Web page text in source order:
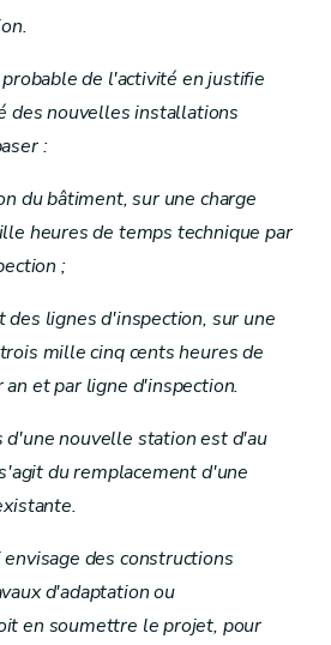
de l'activité en justifie
des nouvelles installations
:
du bâtiment, sur une charge
heures de temps technique par
;
des lignes d'inspection, sur une
mille cinq cents heures de
et par ligne d'inspection.
d'une nouvelle station est d'au
du remplacement d'une
des constructions
d'adaptation ou
en soumettre le projet, pour